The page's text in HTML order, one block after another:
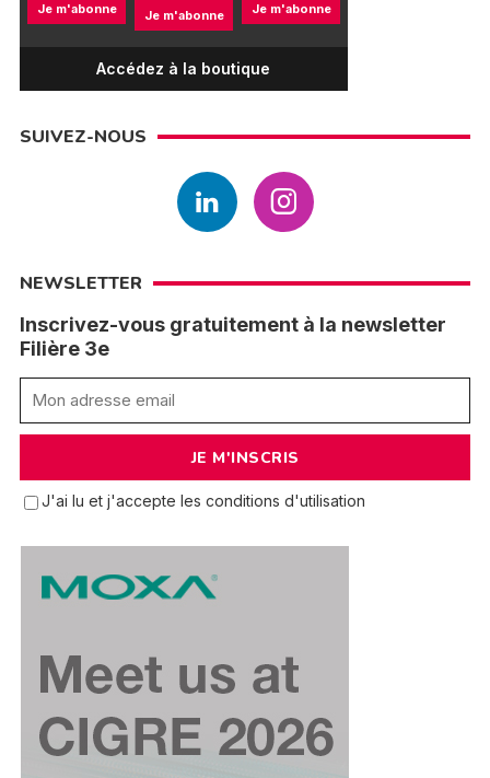
Je m'abonne Je m'abonne Je m'abonne
Accédez à la boutique
SUIVEZ-NOUS
NEWSLETTER
Inscrivez-vous gratuitement à la newsletter
Filière 3e
J'ai lu et j'accepte les conditions d'utilisation